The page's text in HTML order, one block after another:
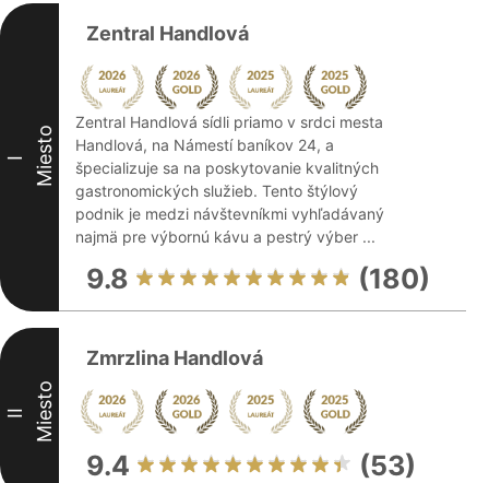
I Miesto
Zentral Handlová
Zentral Handlová sídli priamo v srdci mesta
Handlová, na Námestí baníkov 24, a
špecializuje sa na poskytovanie kvalitných
gastronomických služieb. Tento štýlový
podnik je medzi návštevníkmi vyhľadávaný
najmä pre výbornú kávu a pestrý výber ...
9.8 (180)
II Miesto
Zmrzlina Handlová
9.4 (53)